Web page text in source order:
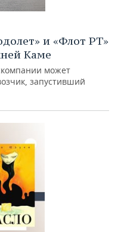
и «Флот РТ»
Каме
может
запустивший